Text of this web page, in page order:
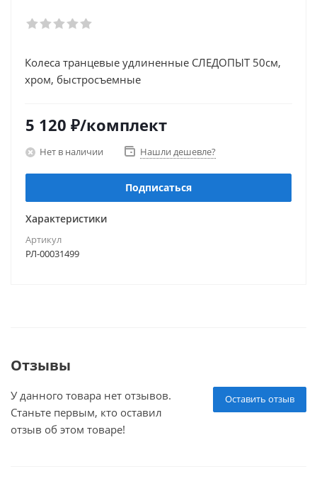
Колеса транцевые удлиненные СЛЕДОПЫТ 50см,
хром, быстросъемные
5 120 ₽/комплект
Нет в наличии Нашли дешевле?
Подписаться
Характеристики
Артикул
РЛ-00031499
Отзывы
Оставить отзыв
У данного товара нет отзывов.
Станьте первым, кто оставил
отзыв об этом товаре!